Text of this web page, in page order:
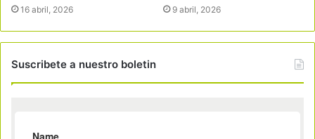
16 abril, 2026 9 abril, 2026
Suscribete a nuestro boletin